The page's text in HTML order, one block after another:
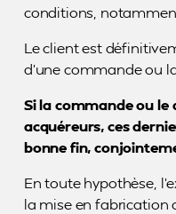
conditions,
Le client est
d’une commande ou
Si la commande ou le
acquéreurs, ces
bonne fin,
En toute hypothèse,
la mise en fabrication